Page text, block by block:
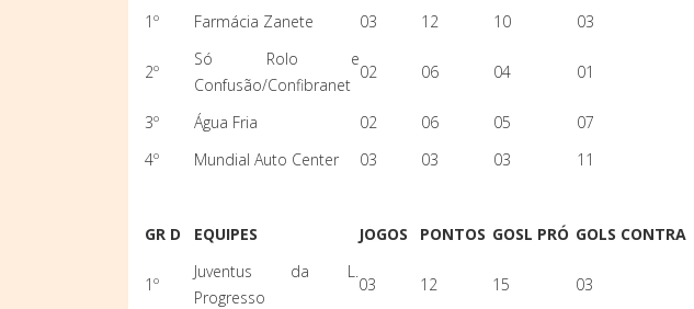
1º
Farmácia Zanete 03 12 10 03
2º
Só Rolo e
Confusão/Confibranet
02 06 04 01
3º Água Fria 02 06 05 07
4º
Mundial Auto Center 03 03 03 11
GR D EQUIPES JOGOS PONTOS GOSL PRÓ GOLS CONTRA
1º
Juventus da L.
Progresso
03 12 15 03